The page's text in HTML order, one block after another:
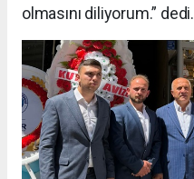
olmasını diliyorum.” dedi.